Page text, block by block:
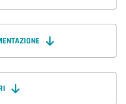
basato sulla
un comfort
il consumo
del futuro. Il
un'applicazione